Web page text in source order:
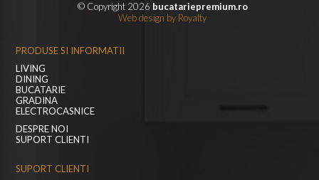
© Copyright 2026 bucatariepremium.ro
Web design by Royalty
PRODUSE SI INFORMATII
LIVING
DINING
BUCATARIE
GRADINA
ELECTROCASNICE
DESPRE NOI
SUPORT CLIENTI
SUPORT CLIENTI